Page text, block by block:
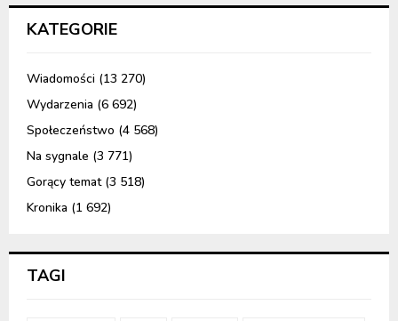
KATEGORIE
Wiadomości (13 270)
Wydarzenia (6 692)
Społeczeństwo (4 568)
Na sygnale (3 771)
Gorący temat(3 518)
Kronika (1 692)
TAGI